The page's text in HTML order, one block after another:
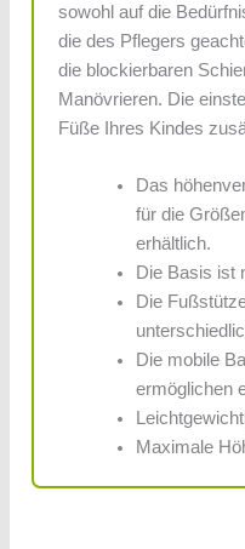
sowohl auf die
die des Pflegers
die blockierbaren
Manövrieren. Die
Füße Ihres Kindes
Das
für die
erhältlich.
Die Basis ist
Die
Die mobile
ermöglichen
Maximale